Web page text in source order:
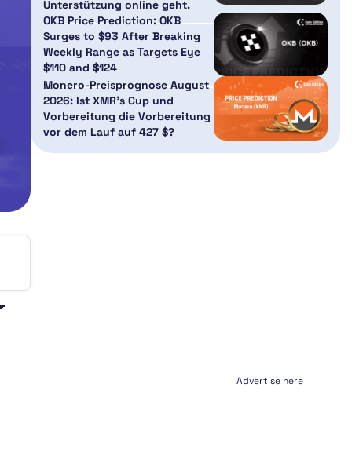
Unterstützung online geht.
OKB Price Prediction: OKB
Surges to $93 After Breaking
Weekly Range as Targets Eye
$110 and $124
Monero-Preisprognose August
2026: Ist XMR’s Cup und
Vorbereitung die Vorbereitung
vor dem Lauf auf 427 $?
Advertise here